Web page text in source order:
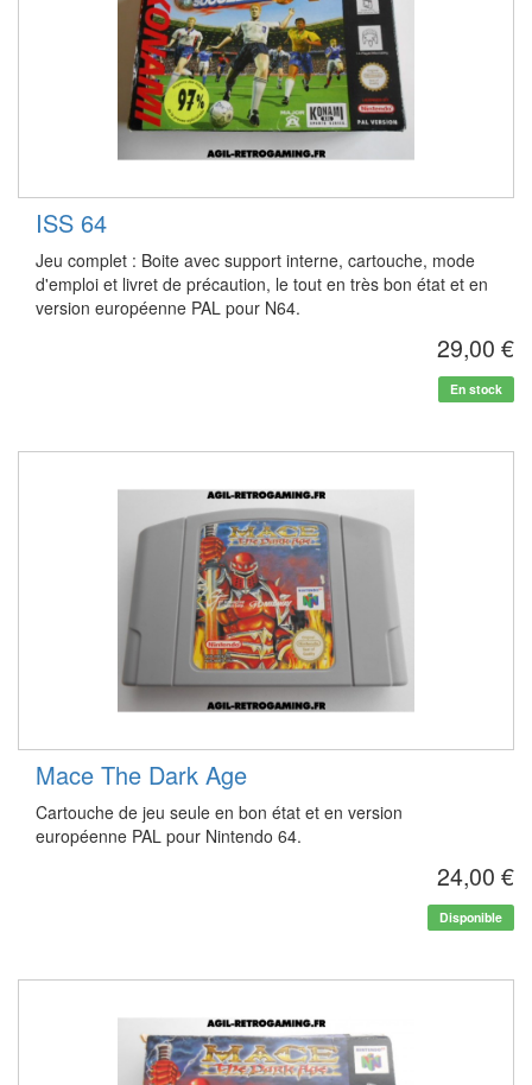
ISS 64
Jeu complet : Boite avec support interne, cartouche, mode
d'emploi et livret de précaution, le tout en très bon état et en
version européenne PAL pour N64.
29,00 €
En stock
Mace The Dark Age
Cartouche de jeu seule en bon état et en version
européenne PAL pour Nintendo 64.
24,00 €
Disponible